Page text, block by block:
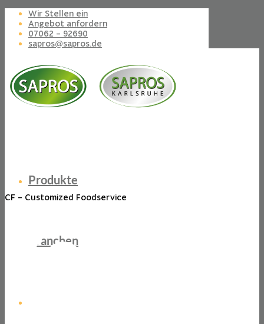
Wir Stellen ein
Angebot anfordern
07062 – 92690
sapros@sapros.de
Produkte
Branchen
CF – Customized Foodservice